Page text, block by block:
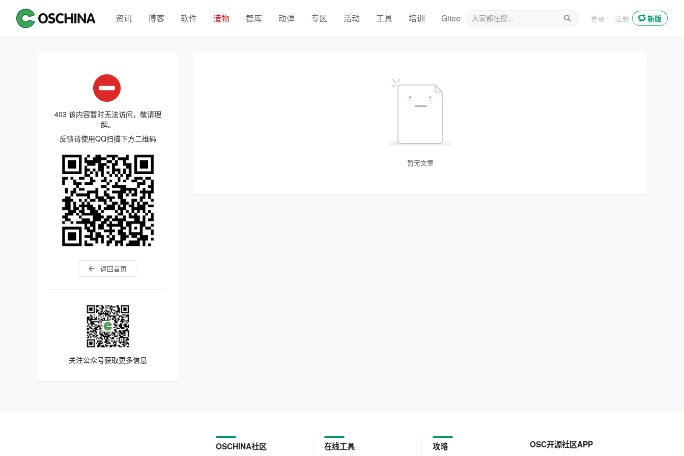
资讯 博客 软件 造物 智库 动弹 专区 活动 工具 培训 Gitee 新媒体 登录 注册 新版
403 该内容暂时无法访问，敬请理
解。
反馈请使用QQ扫描下方二维码
返回首页
关注公众号获取更多信息
暂无文章
OSCHINA社区 在线工具 攻略 OSC开源社区APP